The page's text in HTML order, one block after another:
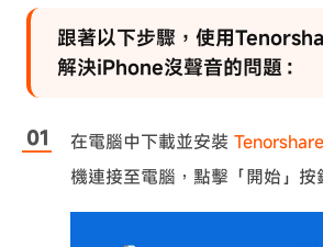
跟著以下步驟，使用
解決iPhone沒聲音的問題：
在電腦中下載並安裝
機連接至電腦，點擊「開始」按